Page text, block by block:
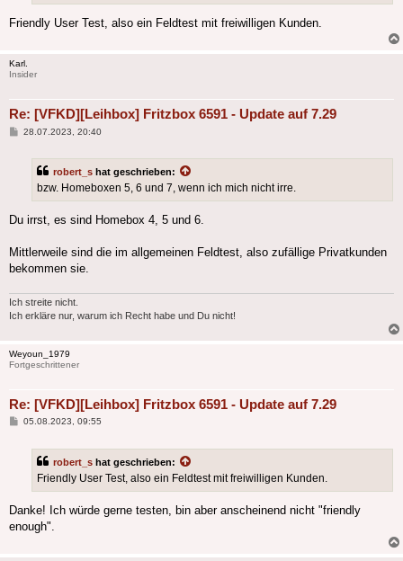
Friendly User Test, also ein Feldtest mit freiwilligen Kunden.
Karl.
Insider
Re: [VFKD][Leihbox] Fritzbox 6591 - Update auf 7.29
Beitrag
28.07.2023, 20:40
robert_s hat geschrieben:
bzw. Homeboxen 5, 6 und 7, wenn ich mich nicht irre.
Du irrst, es sind Homebox 4, 5 und 6.
Mittlerweile sind die im allgemeinen Feldtest, also zufällige Privatkunden
bekommen sie.
Ich streite nicht.
Ich erkläre nur, warum ich Recht habe und Du nicht!
Weyoun_1979
Fortgeschrittener
Re: [VFKD][Leihbox] Fritzbox 6591 - Update auf 7.29
Beitrag
05.08.2023, 09:55
robert_s hat geschrieben:
Friendly User Test, also ein Feldtest mit freiwilligen Kunden.
Danke! Ich würde gerne testen, bin aber anscheinend nicht "friendly
enough".